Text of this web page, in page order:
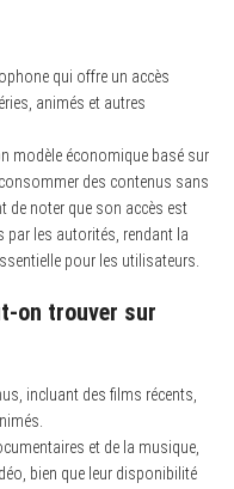
qui offre un accès
animés et autres
modèle économique basé sur
des contenus sans
de noter que son accès est
par les autorités, rendant la
pour les utilisateurs.
on trouver sur
incluant des films récents,
et de la musique,
bien que leur disponibilité